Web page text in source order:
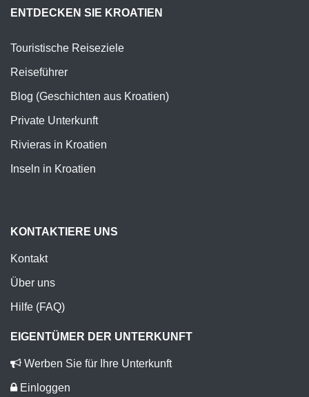
ENTDECKEN SIE KROATIEN
Touristische Reiseziele
Reiseführer
Blog (Geschichten aus Kroatien)
Private Unterkunft
Rivieras in Kroatien
Inseln in Kroatien
KONTAKTIERE UNS
Kontakt
Über uns
Hilfe (FAQ)
EIGENTÜMER DER UNTERKUNFT
Werben Sie für Ihre Unterkunft
Einloggen